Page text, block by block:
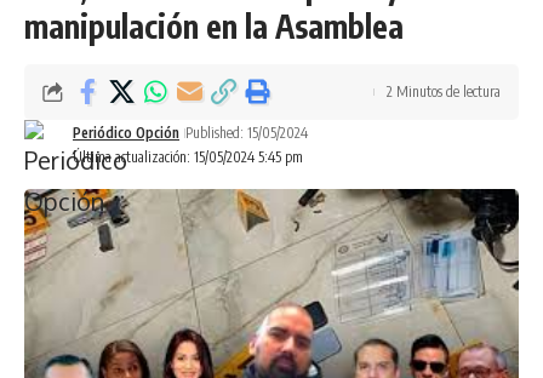
manipulación en la Asamblea
Última actualización: 15/05/2024 5:45 pm
Periódico Opción Published: 15/05/2024
2 Minutos de lectura